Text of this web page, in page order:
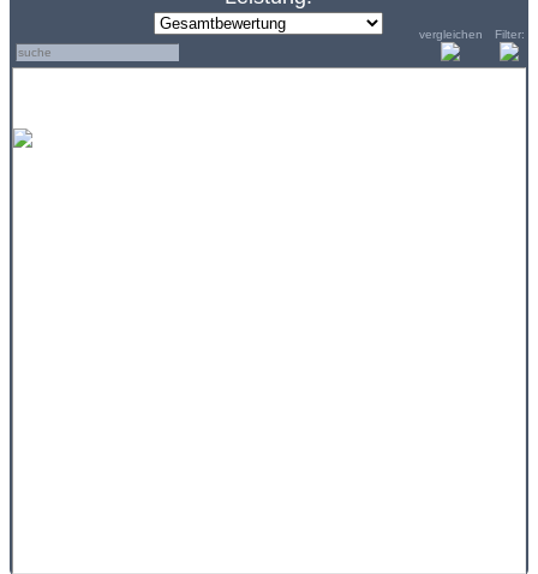
vergleichen Filter: